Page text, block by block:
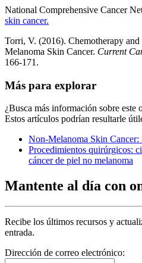
National Comprehensive Cancer
skin cancer.
Torri, V. (2016). Chemotherapy
Melanoma Skin Cancer. Current
166-171.
Más para explorar
¿Busca más información sobre este
Estos artículos podrían resultarle
Non-Melanoma Skin Cancer:
Procedimientos quirúrgicos:
cáncer de piel no melanoma
Mantente al día con
Recibe los últimos recursos y
entrada.
Dirección de correo electrónico: